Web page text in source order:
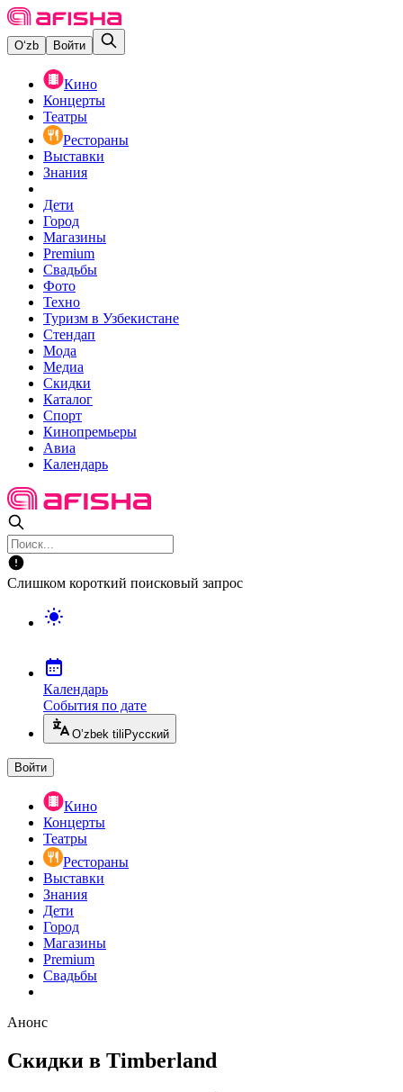
O‘zb Войти
Кино
Концерты
Театры
Рестораны
Выставки
Знания
Дети
Город
Магазины
Premium
Свадьбы
Фото
Техно
Туризм в Узбекистане
Стендап
Мода
Медиа
Скидки
Каталог
Спорт
Кинопремьеры
Авиа
Календарь
Слишком короткий поисковый запрос
Календарь
События по дате
O’zbek tili Русский
Войти
Кино
Концерты
Театры
Рестораны
Выставки
Знания
Дети
Город
Магазины
Premium
Свадьбы
Анонс
Скидки в Timberland